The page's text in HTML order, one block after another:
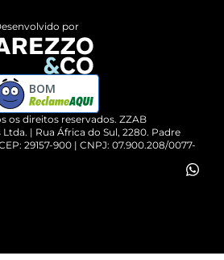
os direitos reservados. ZZAB
| Rua África do Sul, 2280. Padre
29157-900 | CNPJ: 07.900.208/0077-
por
BOM